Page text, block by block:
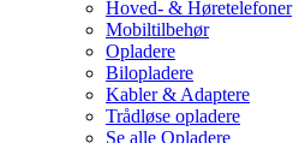
Hoved- & Høretelefoner
Mobiltilbehør
Opladere
Bilopladere
Kabler & Adaptere
Trådløse opladere
Se alle Opladere